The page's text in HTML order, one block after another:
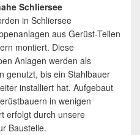
Schliersee
in Schliersee
aus Gerüst-Teilen
montiert. Diese
Anlagen werden als
genutzt, bis ein Stahlbauer
installiert hat. Aufgebaut
in wenigen
erfolgt durch unsere
Baustelle.